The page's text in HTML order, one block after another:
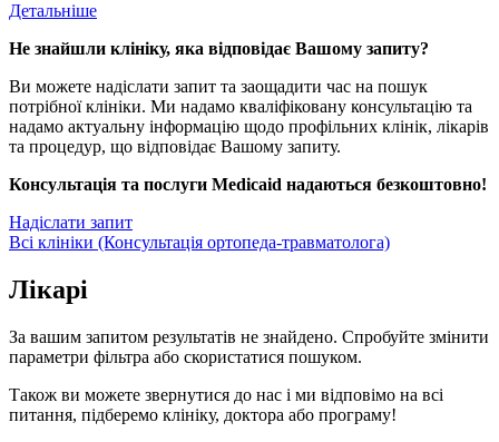
Детальніше
Не знайшли клініку, яка відповідає Вашому запиту?
Ви можете надіслати запит та заощадити час на пошук
потрібної клініки. Ми надамо кваліфіковану консультацію та
надамо актуальну інформацію щодо профільних клінік, лікарів
та процедур, що відповідає Вашому запиту.
Консультація та послуги Medicaid надаються безкоштовно!
Надіслати запит
Всі клініки (Консультація ортопеда-травматолога)
Лікарі
За вашим запитом результатів не знайдено. Спробуйте змінити
параметри фільтра або скористатися пошуком.
Також ви можете звернутися до нас і ми відповімо на всі
питання, підберемо клініку, доктора або програму!